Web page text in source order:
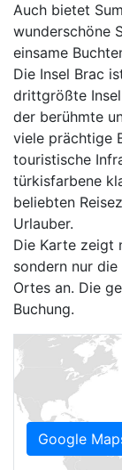
Auch bietet
wunderschöne
einsame
Die Insel Brac
drittgrößte
der berühmte
viele prächtige
touristische
türkisfarbene
beliebten
Urlauber.
Die Karte zeigt
sondern nur
Ortes an. Die
Buchung.
Google